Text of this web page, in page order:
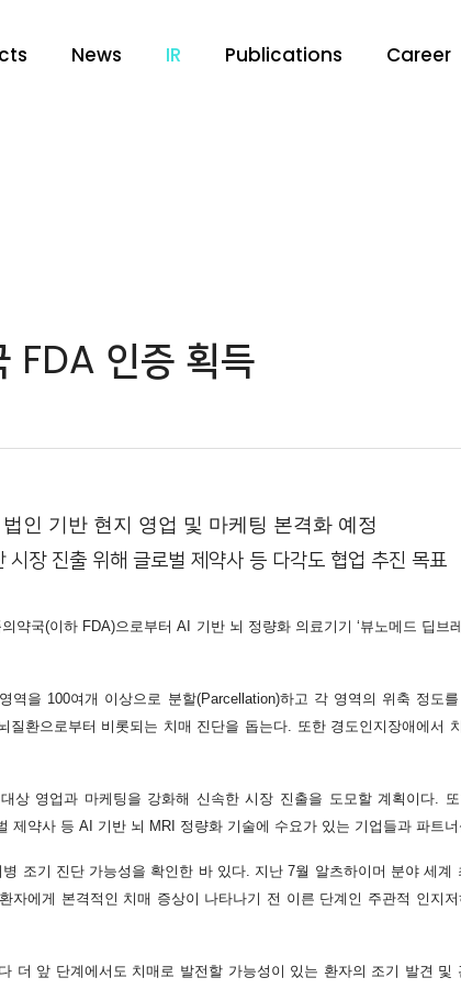
News IR Publications Career
FDA 인증 획득
인 기반 현지 영업 및 마케팅 본격화 예정
시장 진출 위해 글로벌 제약사 등 다각도 협업 추진 목표
약국(이하 FDA)으로부터 AI 기반 뇌 정량화 의료기기 ‘뷰노메드 딥브
역을 100여개 이상으로 분할(Parcellation)하고 각 영역의 위축 정도
환으로부터 비롯되는 치매 진단을 돕는다. 또한 경도인지장애에서
상 영업과 마케팅을 강화해 신속한 시장 진출을 도모할 계획이다.
제약사 등 AI 기반 뇌 MRI 정량화 기술에 수요가 있는 기업들과 파트
조기 진단 가능성을 확인한 바 있다. 지난 7월 알츠하이머 분야 세
자에게 본격적인 치매 증상이 나타나기 전 이른 단계인 주관적 인지
더 앞 단계에서도 치매로 발전할 가능성이 있는 환자의 조기 발견